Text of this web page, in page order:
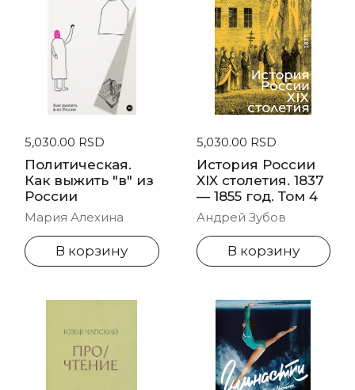
Стандартная цена
5,030.00 RSD
Политическая.
Как выжить "в" из
России
Мария Алехина
В корзину
Стандартная цена
5,030.00 RSD
История России
XIX столетия. 1837
— 1855 год. Том 4
Андрей Зубов
В корзину